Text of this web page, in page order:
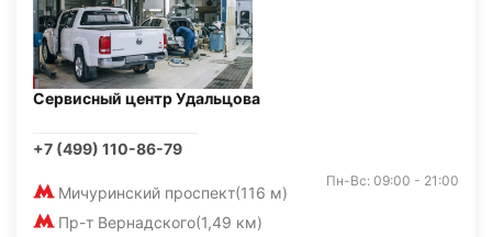
Сервисный центр Удальцова
+7 (499) 110-86-79
Мичуринский проспект(116 м)
Пр-т Вернадского(1,49 км)
Пн-Вс: 09:00 - 21:00